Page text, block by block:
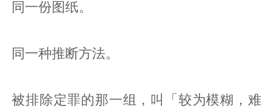
同一份图纸。
同一种推断方法。
被排除定罪的那一组，叫「较为模糊，难